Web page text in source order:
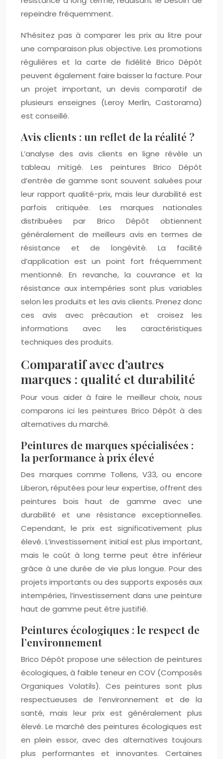
repeindre fréquemment.
N’hésitez pas à comparer les prix au litre pour
une comparaison plus objective. Les promotions
régulières et la carte de fidélité Brico Dépôt
peuvent également faire baisser la facture. Pour
un projet important, un devis comparatif de
plusieurs enseignes (Leroy Merlin, Castorama)
est conseillé.
Avis clients : un reflet de la réalité ?
L’analyse des avis clients en ligne révèle un
tableau mitigé. Les peintures Brico Dépôt
d’entrée de gamme sont souvent saluées pour
leur rapport qualité-prix, mais leur durabilité est
parfois critiquée. Les marques nationales
distribuées par Brico Dépôt obtiennent
généralement de meilleurs avis en termes de
résistance et de longévité. La facilité
d’application est un point fort fréquemment
mentionné. En revanche, la couvrance et la
résistance aux intempéries sont plus variables
selon les produits et les avis clients. Prenez donc
ces avis avec précaution et croisez les
informations avec les caractéristiques
techniques des produits.
Comparatif avec d’autres
marques : qualité et durabilité
Pour vous aider à faire le meilleur choix, nous
comparons ici les peintures Brico Dépôt à des
alternatives du marché.
Peintures de marques spécialisées :
la performance à prix élevé
Des marques comme Tollens, V33, ou encore
Liberon, réputées pour leur expertise, offrent des
peintures bois haut de gamme avec une
durabilité et une résistance exceptionnelles.
Cependant, le prix est significativement plus
élevé. L’investissement initial est plus important,
mais le coût à long terme peut être inférieur
grâce à une durée de vie plus longue. Pour des
projets importants ou des supports exposés aux
intempéries, l’investissement dans une peinture
haut de gamme peut être justifié.
Peintures écologiques : le respect de
l’environnement
Brico Dépôt propose une sélection de peintures
écologiques, à faible teneur en COV (Composés
Organiques Volatils). Ces peintures sont plus
respectueuses de l’environnement et de la
santé, mais leur prix est généralement plus
élevé. Le marché des peintures écologiques est
en plein essor, avec des alternatives toujours
plus performantes et innovantes. Certaines